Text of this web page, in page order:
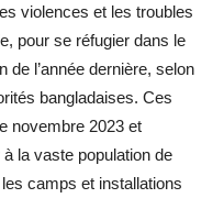
violences et les troubles
pour se réfugier dans le
de l’année dernière, selon
bangladaises. Ces
novembre 2023 et
la vaste population de
camps et installations